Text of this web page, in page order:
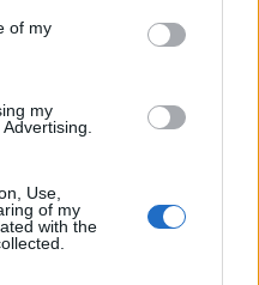
of my
my
Use,
of my
with the
Roberto
interventi tra i canali,
divulgatore senza
tra Piero
lezioni sul Covid.
“contraltare”
è severo, ma allo